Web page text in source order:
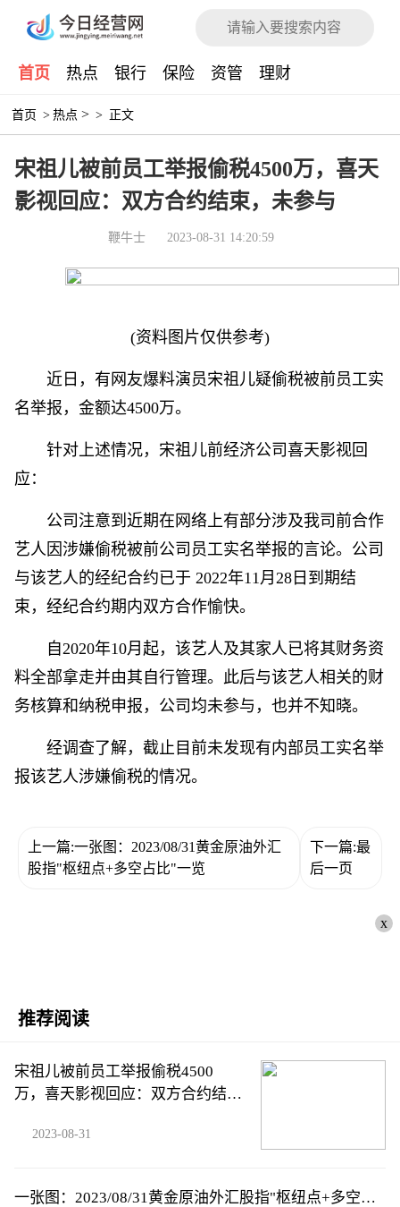
首页 热点 银行 保险 资管 理财
首页 > 热点 > > 正文
宋祖儿被前员工举报偷税4500万，喜天
影视回应：双方合约结束，未参与
鞭牛士 2023-08-31 14:20:59
(资料图片仅供参考)
近日，有网友爆料演员宋祖儿疑偷税被前员工实
名举报，金额达4500万。
针对上述情况，宋祖儿前经济公司喜天影视回
应：
公司注意到近期在网络上有部分涉及我司前合作
艺人因涉嫌偷税被前公司员工实名举报的言论。公司
与该艺人的经纪合约已于 2022年11月28日到期结
束，经纪合约期内双方合作愉快。
自2020年10月起，该艺人及其家人已将其财务资
料全部拿走并由其自行管理。此后与该艺人相关的财
务核算和纳税申报，公司均未参与，也并不知晓。
经调查了解，截止目前未发现有内部员工实名举
报该艺人涉嫌偷税的情况。
上一篇:一张图：2023/08/31黄金原油外汇
股指"枢纽点+多空占比"一览
下一篇:最
后一页
x
推荐阅读
宋祖儿被前员工举报偷税4500
万，喜天影视回应：双方合约结
2023-08-31
一张图：2023/08/31黄金原油外汇股指"枢纽点+多空占